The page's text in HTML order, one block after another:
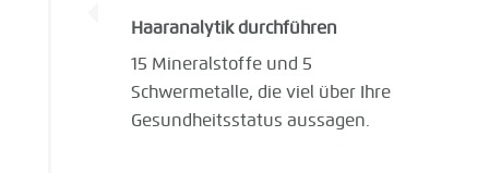
Haaranalytik durchführen
15 Mineralstoffe und 5
Schwermetalle, die viel über Ihre
Gesundheitsstatus aussagen.